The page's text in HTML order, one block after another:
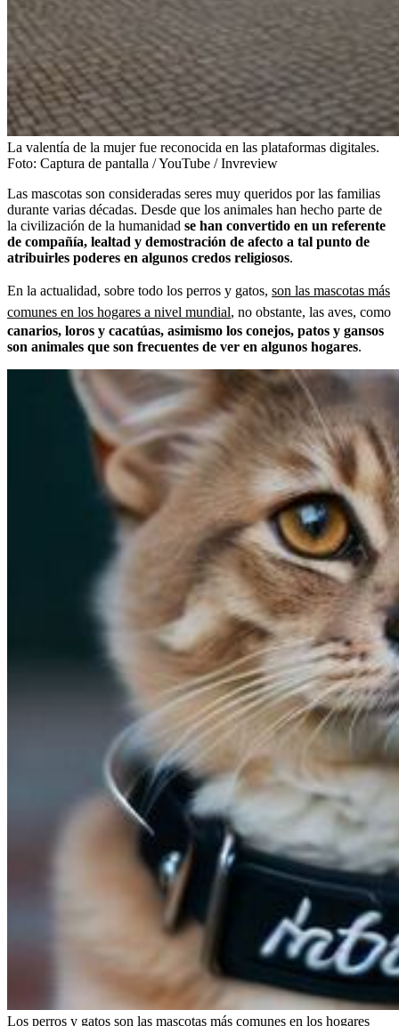
La valentía de la mujer fue reconocida en las plataformas digitales.
Foto: Captura de pantalla / YouTube / Invreview
Las mascotas son consideradas seres muy queridos por las familias
durante varias décadas. Desde que los animales han hecho parte de
la civilización de la humanidad se han convertido en un referente
de compañía, lealtad y demostración de afecto a tal punto de
atribuirles poderes en algunos credos religiosos.
En la actualidad, sobre todo los perros y gatos, son las mascotas más
comunes en los hogares a nivel mundial, no obstante, las aves, como
canarios, loros y cacatúas, asimismo los conejos, patos y gansos
son animales que son frecuentes de ver en algunos hogares.
Los perros y gatos son las mascotas más comunes en los hogares